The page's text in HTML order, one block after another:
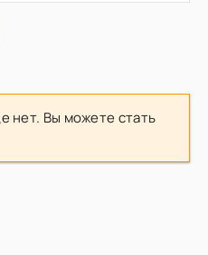
нет. Вы можете стать